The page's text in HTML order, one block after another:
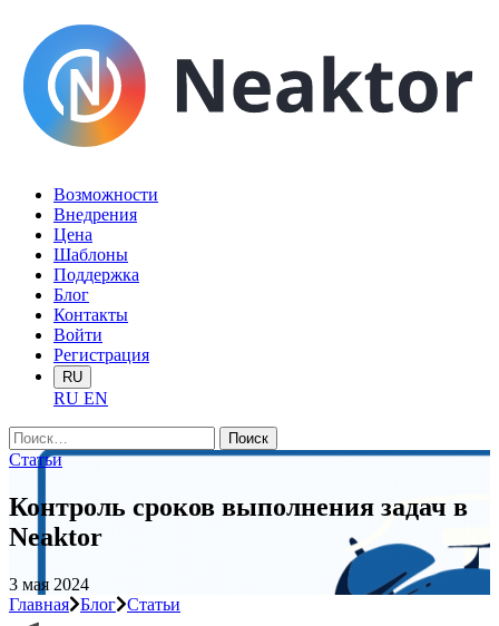
Возможности
Внедрения
Цена
Шаблоны
Поддержка
Блог
Контакты
Войти
Регистрация
RU
RU EN
Найти:
Статьи
Контроль сроков выполнения задач в
Neaktor
3 мая 2024
Главная Блог Статьи